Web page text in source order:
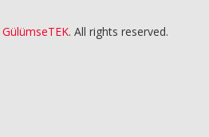
GülümseTEK. All rights reserved.